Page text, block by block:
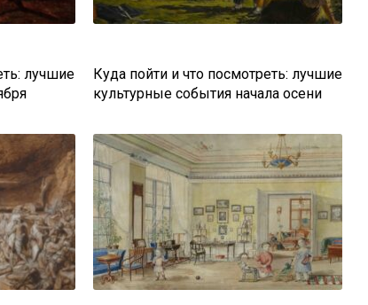
лучшие
Куда пойти и что посмотреть: лучшие
культурные события начала осени